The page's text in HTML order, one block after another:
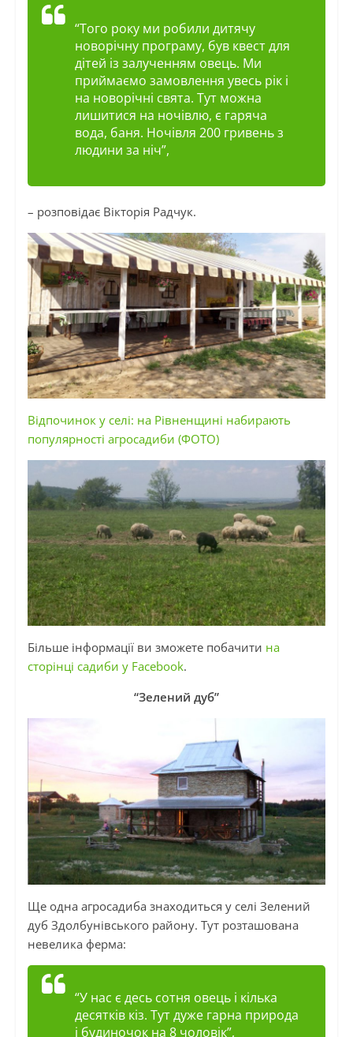
“Того року ми робили дитячу
новорічну програму, був квест для
дітей із залученням овець. Ми
приймаємо замовлення увесь рік і
на новорічні свята. Тут можна
лишитися на ночівлю, є гаряча
вода, баня. Ночівля 200 гривень з
людини за ніч”,
– розповідає Вікторія Радчук.
Відпочинок у селі: на Рівненщині набирають
популярності агросадиби (ФОТО)
Більше інформації ви зможете побачити на
сторінці садиби у Facebook.
“Зелений дуб”
Ще одна агросадиба знаходиться у селі Зелений
дуб Здолбунівського району. Тут розташована
невелика ферма:
“У нас є десь сотня овець і кілька
десятків кіз. Тут дуже гарна природа
і будиночок на 8 чоловік”,